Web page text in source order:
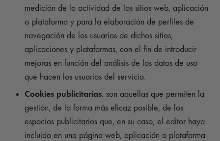
medición de la actividad de los sitios web, aplicación
o plataforma y para la elaboración de perfiles de
navegación de los usuarios de dichos sitios,
aplicaciones y plataformas, con el fin de introducir
mejoras en función del análisis de los datos de uso
que hacen los usuarios del servicio.
Cookies publicitarias: son aquellas que permiten la
gestión, de la forma más eficaz posible, de los
espacios publicitarios que, en su caso, el editor haya
incluido en una página web, aplicación o plataforma